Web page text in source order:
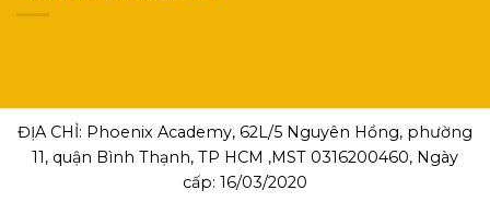
ĐỊA CHỈ: Phoenix Academy, 62L/5 Nguyên Hồng, phường
11, quận Bình Thạnh, TP HCM ,MST 0316200460, Ngày
cấp: 16/03/2020